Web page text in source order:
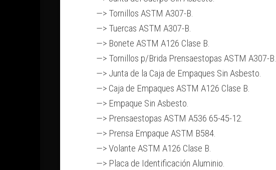
—> Tornillos ASTM A307-B.
—> Tuercas ASTM A307-B.
—> Bonete ASTM A126 Clase B.
—> Tornillos p/Brida Prensaestopas ASTM A307-B.
—> Junta de la Caja de Empaques Sin Asbesto.
—> Caja de Empaques ASTM A126 Clase B.
—> Empaque Sin Asbesto.
—> Prensaestopas ASTM A536 65-45-12.
—> Prensa Empaque ASTM B584.
—> Volante ASTM A126 Clase B.
—> Placa de Identificación Aluminio.